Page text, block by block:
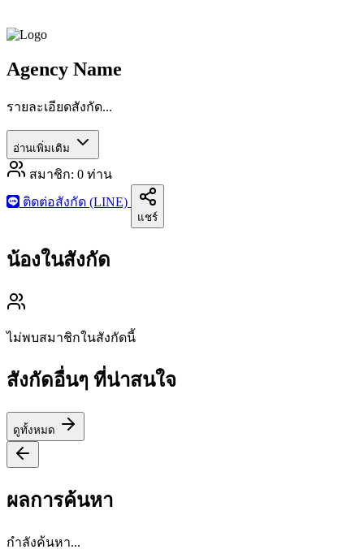
Agency Name
รายละเอียดสังกัด...
อ่านเพิ่มเติม
สมาชิก: 0 ท่าน
ติดต่อสังกัด (LINE)
แชร์
น้องในสังกัด
ไม่พบสมาชิกในสังกัดนี้
สังกัดอื่นๆ ที่น่าสนใจ
ดูทั้งหมด
ผลการค้นหา
กำลังค้นหา...